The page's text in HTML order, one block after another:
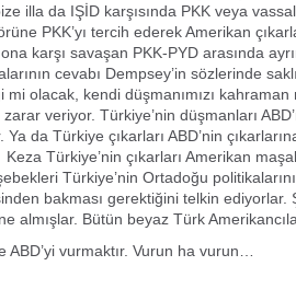
illa da IŞİD karşısında PKK veya
PKK’yı tercih ederek Amerikan
karşı savaşan PKK-PYD arasında
cevabı Dempsey’in sözlerinde
mi olacak, kendi düşmanımızı kahraman
veriyor. Türkiye’nin düşmanları
da Türkiye çıkarları ABD’nin
Türkiye’nin çıkarları Amerikan
Türkiye’nin Ortadoğu
bakması gerektiğini telkin
almışlar. Bütün beyaz Türk
ABD’yi vurmaktır. Vurun ha vurun…